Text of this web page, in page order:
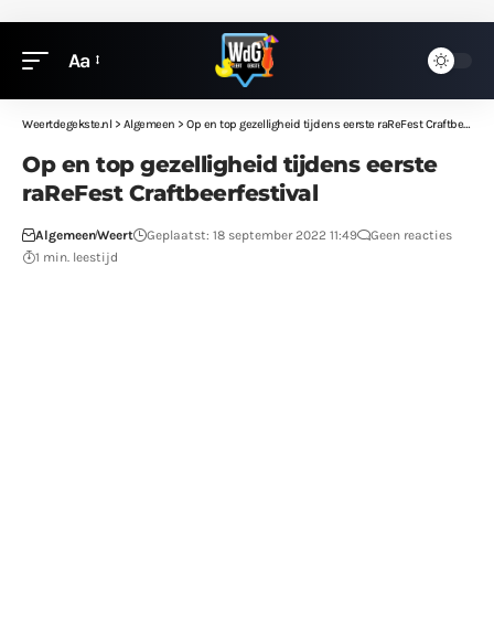
Aa
Weertdegekste.nl> Algemeen > Op en top gezelligheid tijdens eerste raReFest Craftbeerfestival
Op en top gezelligheid tijdens eerste
raReFest Craftbeerfestival
AlgemeenWeert Geplaatst: 18 september 2022 11:49
Geen reacties
1 min. leestijd